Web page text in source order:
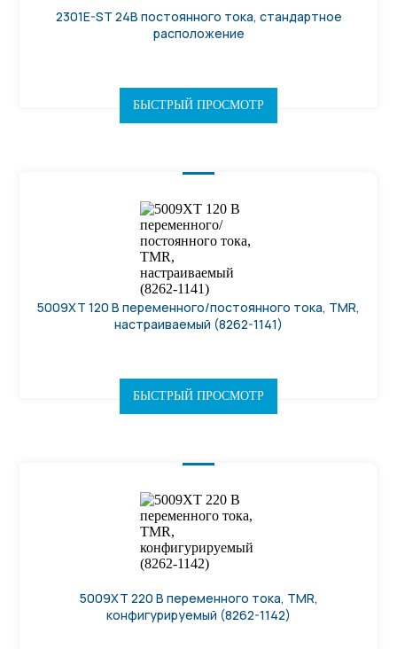
2301E-ST 24В постоянного тока, стандартное
расположение
БЫСТРЫЙ ПРОСМОТР
5009XT 120 В переменного/постоянного тока, TMR,
настраиваемый (8262-1141)
БЫСТРЫЙ ПРОСМОТР
5009XT 220 В переменного тока, TMR,
конфигурируемый (8262-1142)